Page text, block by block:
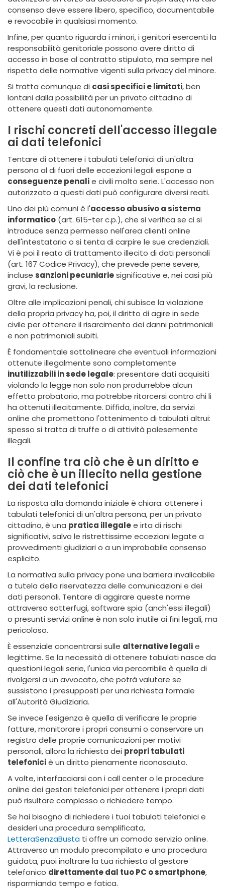
consenso deve essere libero, specifico, documentabile
e revocabile in qualsiasi momento.
Infine, per quanto riguarda i minori, i genitori esercenti la
responsabilità genitoriale possono avere diritto di
accesso in base al contratto stipulato, ma sempre nel
rispetto delle normative vigenti sulla privacy del minore.
Si tratta comunque di casi specifici e limitati, ben
lontani dalla possibilità per un privato cittadino di
ottenere questi dati autonomamente.
I rischi concreti dell'accesso illegale
ai dati telefonici
Tentare di ottenere i tabulati telefonici di un'altra
persona al di fuori delle eccezioni legali espone a
conseguenze penalie civili molto serie. L'accesso non
autorizzato a questi dati può configurare diversi reati.
Uno dei più comuni è l'accesso abusivo a sistema
informatico (art. 615-ter c.p.), che si verifica se ci si
introduce senza permesso nell'area clienti online
dell'intestatario o si tenta di carpire le sue credenziali.
Vi è poi il reato di trattamento illecito di dati personali
(art. 167 Codice Privacy), che prevede pene severe,
incluse sanzioni pecuniariesignificative e, nei casi più
gravi, la reclusione.
Oltre alle implicazioni penali, chi subisce la violazione
della propria privacy ha, poi, il diritto di agire in sede
civile per ottenere il risarcimento dei danni patrimoniali
e non patrimoniali subiti.
È fondamentale sottolineare che eventuali informazioni
ottenute illegalmente sono completamente
inutilizzabili in sede legale: presentare dati acquisiti
violando la legge non solo non produrrebbe alcun
effetto probatorio, ma potrebbe ritorcersi contro chi li
ha ottenuti illecitamente. Diffida, inoltre, da servizi
online che promettono l'ottenimento di tabulati altrui:
spesso si tratta di truffe o di attività palesemente
illegali.
Il confine tra ciò che è un diritto e
ciò che è un illecito nella gestione
dei dati telefonici
La risposta alla domanda iniziale è chiara: ottenere i
tabulati telefonici di un'altra persona, per un privato
cittadino, è una pratica illegalee irta di rischi
significativi, salvo le ristrettissime eccezioni legate a
provvedimenti giudiziari o a un improbabile consenso
esplicito.
La normativa sulla privacy pone una barriera invalicabile
a tutela della riservatezza delle comunicazioni e dei
dati personali. Tentare di aggirare queste norme
attraverso sotterfugi, software spia (anch'essi illegali)
o presunti servizi online è non solo inutile ai fini legali, ma
pericoloso.
È essenziale concentrarsi sulle alternative legalie
legittime. Se la necessità di ottenere tabulati nasce da
questioni legali serie, l'unica via percorribile è quella di
rivolgersi a un avvocato, che potrà valutare se
sussistono i presupposti per una richiesta formale
all'Autorità Giudiziaria.
Se invece l'esigenza è quella di verificare le proprie
fatture, monitorare i propri consumi o conservare un
registro delle proprie comunicazioni per motivi
personali, allora la richiesta dei propri tabulati
telefoniciè un diritto pienamente riconosciuto.
A volte, interfacciarsi con i call center o le procedure
online dei gestori telefonici per ottenere i propri dati
può risultare complesso o richiedere tempo.
Se hai bisogno di richiedere i tuoi tabulati telefonici e
desideri una procedura semplificata,
LetteraSenzaBusta ti offre un comodo servizio online.
Attraverso un modulo precompilato e una procedura
guidata, puoi inoltrare la tua richiesta al gestore
telefonico direttamente dal tuo PC o smartphone,
risparmiando tempo e fatica.